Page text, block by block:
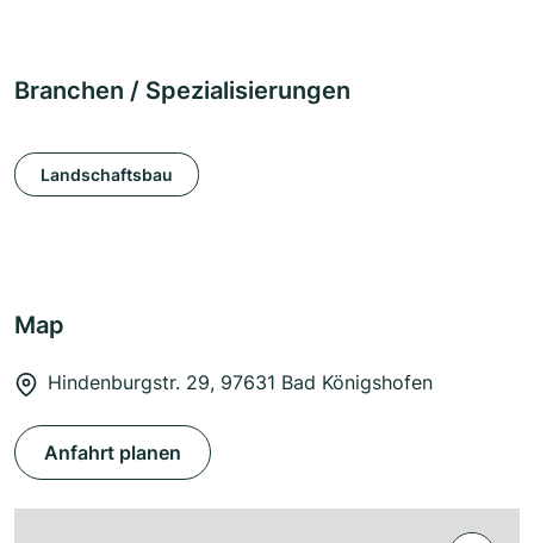
Branchen / Spezialisierungen
Landschaftsbau
Map
Hindenburgstr. 29, 97631 Bad Königshofen
Anfahrt planen